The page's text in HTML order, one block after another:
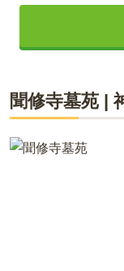
ライフ
緑豊かな小高い丘
はじめ、管理棟や
です。「愛甲石田
どで交通の便も良
50代・女性
ーで対応できそう
です。
聞修寺墓苑 |